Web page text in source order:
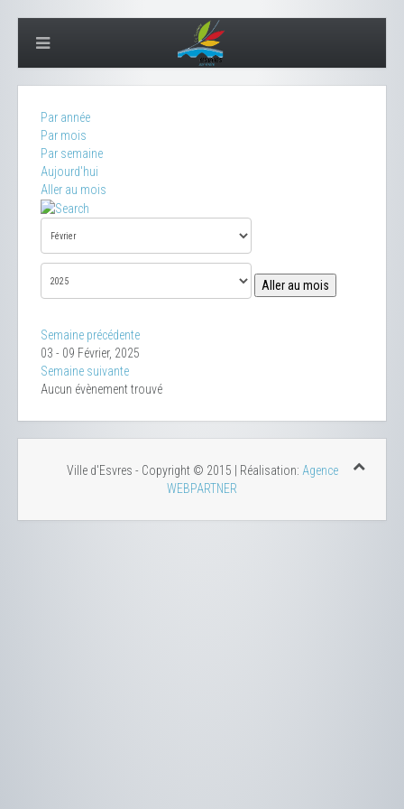
Par année
Par mois
Par semaine
Aujourd'hui
Aller au mois
Aller au mois
Semaine précédente
03 - 09 Février, 2025
Semaine suivante
Aucun évènement trouvé
Ville d'Esvres - Copyright © 2015 | Réalisation: Agence
WEBPARTNER